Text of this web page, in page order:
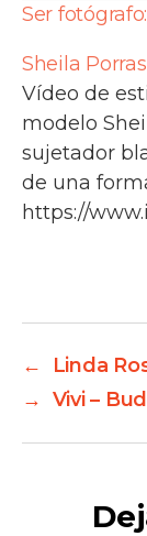
Ser
Sheila
Vídeo de
modelo
sujetador
de una
https://
←
Linda
→ Vivi –